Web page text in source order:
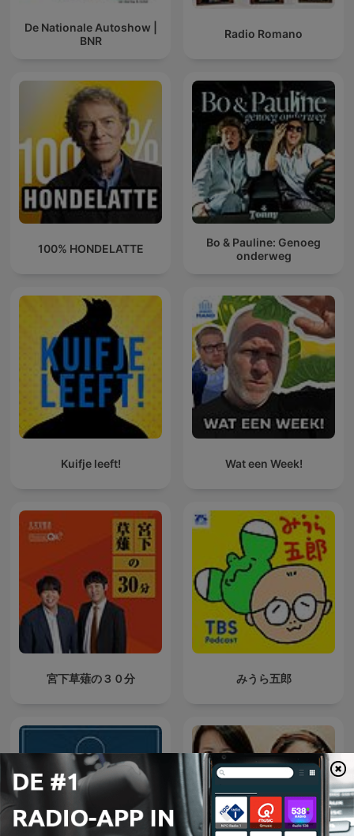
De Nationale Autoshow |
BNR
Radio Romano
100% HONDELATTE
Bo & Pauline: Genoeg
onderweg
Kuifje leeft! Wat een Week!
宮下草薙の３０分 みうら五郎